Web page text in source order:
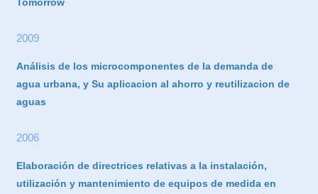
2009
Análisis de los microcomponentes de la demanda de
agua urbana, y Su aplicacion al ahorro y reutilizacion de
aguas
2006
Elaboración de directrices relativas a la instalación,
utilización y mantenimiento de equipos de medida en